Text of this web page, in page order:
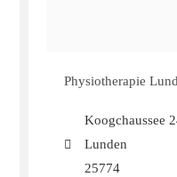
Physiotherapie
Koogchaussee
Lunden
25774